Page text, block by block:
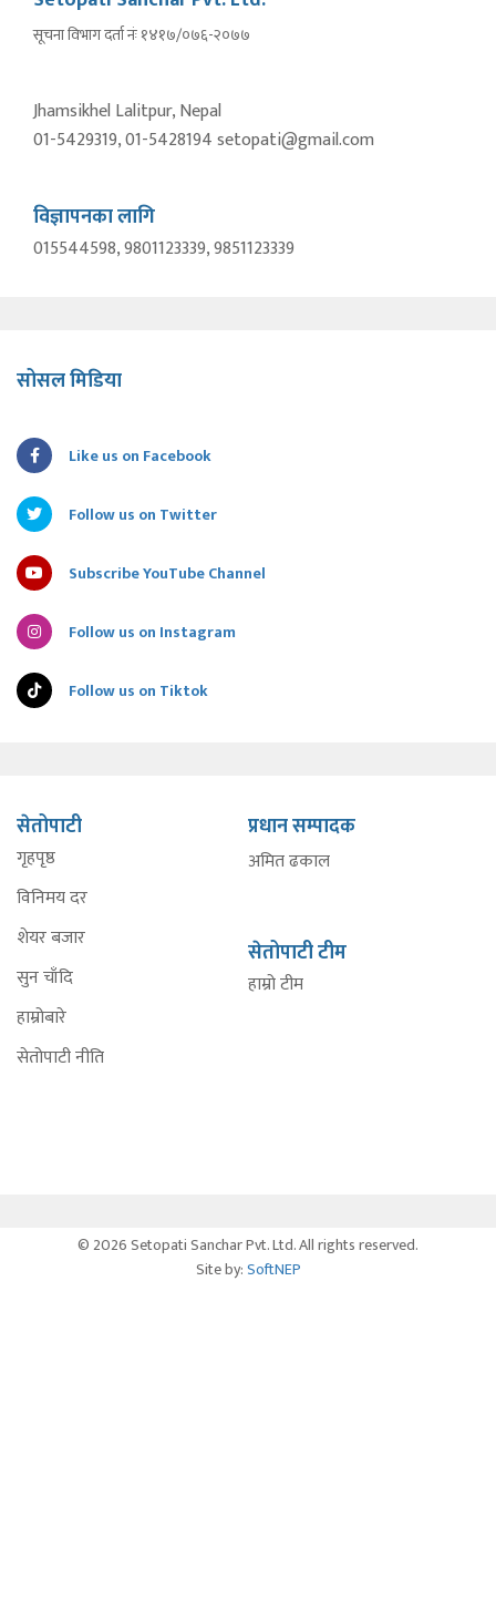
सूचना विभाग दर्ता नंः १४१७/०७६-२०७७
Jhamsikhel Lalitpur, Nepal
01-5429319, 01-5428194 setopati@gmail.com
विज्ञापनका लागि
015544598, 9801123339, 9851123339
सोसल मिडिया
Like us on Facebook
Follow us on Twitter
Subscribe YouTube Channel
Follow us on Instagram
Follow us on Tiktok
सेतोपाटी
गृहपृष्ठ
विनिमय दर
शेयर बजार
सुन चाँदि
हाम्रोबारे
सेतोपाटी नीति
प्रधान सम्पादक
अमित ढकाल
सेतोपाटी टीम
हाम्रो टीम
© 2026 Setopati Sanchar Pvt. Ltd. All rights reserved.
Site by:SoftNEP